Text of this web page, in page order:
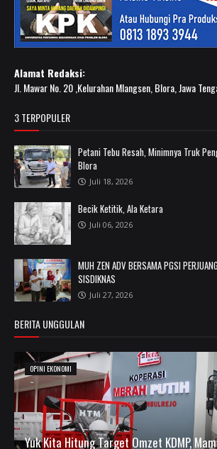
Alamat Redaksi:
Jl. Mawar No. 20 ,Kelurahan Mlangsen, Blora, Jawa
3 TERPOPULER
Petani Tebu Resah, Minimnya Truk
Blora
Juli 18, 2026
Becik Ketitik, Ala Ketara
Juli 06, 2026
MUH ZEN ADV BERSAMA PGSI
SISDIKNAS
Juli 27, 2026
BERITA UNGGULAN
OPINI EKONOMI
Yuk Kita Hitung Target Omzet KDMP,